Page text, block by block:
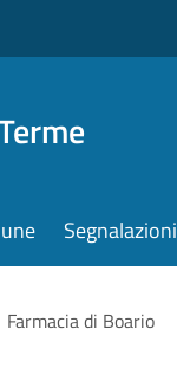
Segnalazioni
Farmacia di Boario